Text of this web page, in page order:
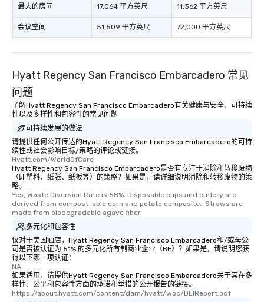
最大的房间
会议空间
17,064 平方英尺
51,509 平方英尺
11,362 平方英尺
72,000 平方英尺
Hyatt Regency San Francisco Embarcadero 常见
问题
了解Hyatt Regency San Francisco Embarcadero有关健康与安全、可持续
性以及多样性和包容性的常见问题
可持续发展的做法
请提供任何公开传达的Hyatt Regency San Francisco Embarcadero的可持
续性或社会影响目标/策略的评论或链接。
Hyatt.com/WorldOfCare
Hyatt Regency San Francisco Embarcadero是否有专注于消除和转移废物
（即塑料、纸张、纸板等）的策略？如果是，请详细说明消除和转移废物的策
略。
Yes, Waste Diversion Rate is 58%. Disposable cups and cutlery are
derived from compost-able corn and potato composite.  Straws are
made from biodegradable agave fiber.
多元化和包容性
仅对于美国酒店，Hyatt Regency San Francisco Embarcadero和/或母公
司是否被认证为 51% 的多元化所有制商业企业（BE）？如果是，请说明您获
得以下哪一项认证：
NA
如果适用，请提供Hyatt Regency San Francisco Embarcadero关于其在多
样性、公平和包容性方面的承诺和举措的公开报告的链接。
https://about.hyatt.com/content/dam/hyatt/woc/DEIReport.pdf